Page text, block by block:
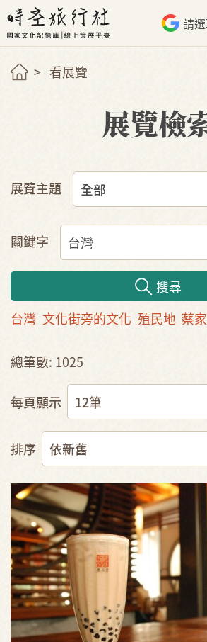
請
看展覽
展覽檢
展覽主題
關鍵字
搜尋
台灣 文化街旁的文化 殖民地 蔡家
總筆數: 1025
每頁顯示
排序